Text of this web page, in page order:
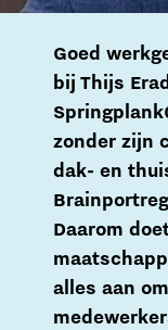
Goed
bij Thijs
zonder zijn
dak- en
Daarom
alles aan